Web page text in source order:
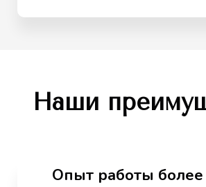
Наши
Опыт работы более